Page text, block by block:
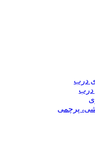
درب
درب
پرچمی